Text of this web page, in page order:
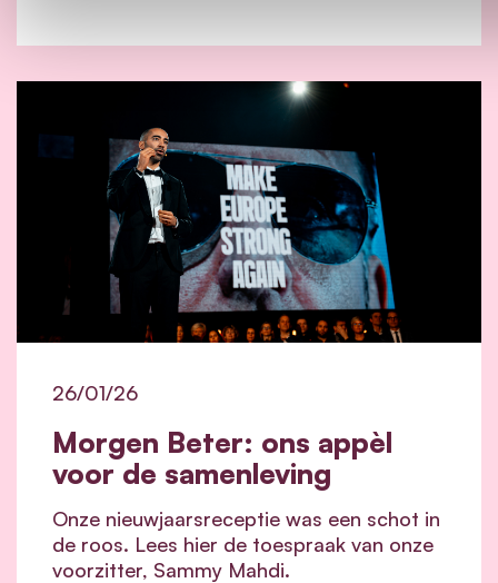
Morgen Beter: ons appèl
voor de samenleving
26/01/26
Onze nieuwjaarsreceptie was een schot in
de roos. Lees hier de toespraak van onze
voorzitter, Sammy Mahdi.